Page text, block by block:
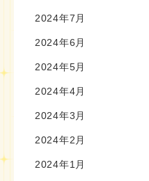
2024年7月
2024年6月
2024年5月
2024年4月
2024年3月
2024年2月
2024年1月